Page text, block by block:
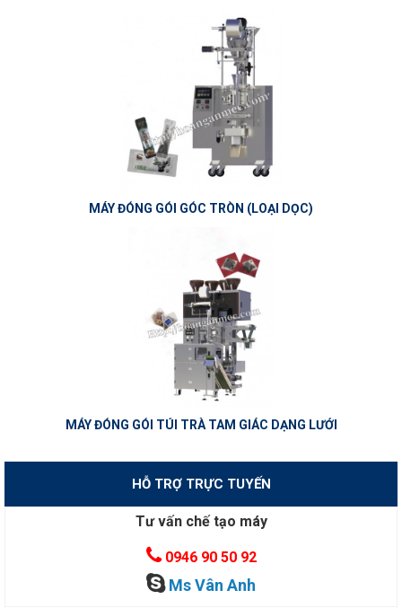
MÁY ĐÓNG GÓI GÓC TRÒN (LOẠI DỌC)
MÁY ĐÓNG GÓI TÚI TRÀ TAM GIÁC DẠNG LƯỚI
HỖ TRỢ TRỰC TUYẾN
Tư vấn chế tạo máy
0946 90 50 92
Ms Vân Anh